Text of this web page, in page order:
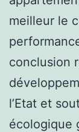
meilleur le
conclusion
l’Etat et
écologique